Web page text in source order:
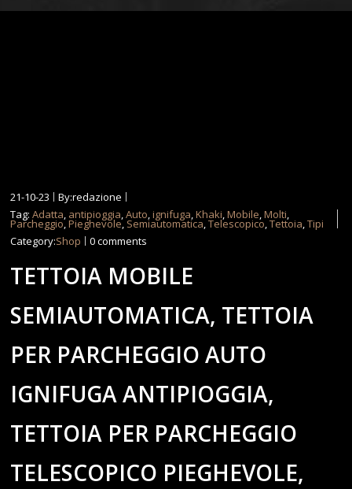
21-10-23
By:redazione
Tag:Adatta, antipioggia,Auto,ignifuga,Khaki,Mobile,Molti,
Parcheggio,Pieghevole, Semiautomatica,Telescopico,Tettoia,Tipi
Category:Shop 0 comments
TETTOIA MOBILE
SEMIAUTOMATICA, TETTOIA
PER PARCHEGGIO AUTO
IGNIFUGA ANTIPIOGGIA,
TETTOIA PER PARCHEGGIO
TELESCOPICO PIEGHEVOLE,